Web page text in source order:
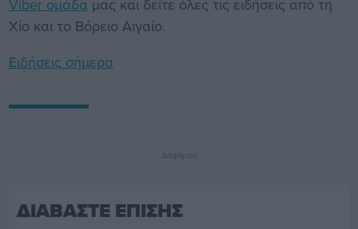
Viber ομάδα μας και δείτε όλες τις ειδήσεις από τη
Χίο και το Βόρειο Αιγαίο.
Ειδήσεις σήμερα
Διαφήμιση
ΔΙΑΒΑΣΤΕ ΕΠΙΣΗΣ